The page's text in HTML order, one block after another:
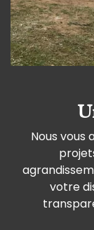
Nous vous
votre